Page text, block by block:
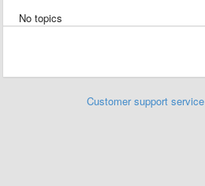
No topics
Customer support service